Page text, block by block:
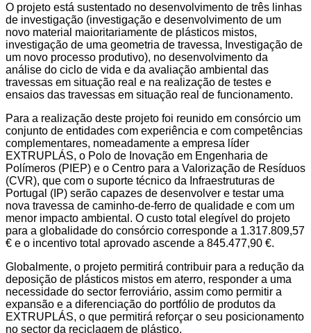
O projeto está sustentado no desenvolvimento de três linhas
de investigação (investigação e desenvolvimento de um
novo material maioritariamente de plásticos mistos,
investigação de uma geometria de travessa, Investigação de
um novo processo produtivo), no desenvolvimento da
análise do ciclo de vida e da avaliação ambiental das
travessas em situação real e na realização de testes e
ensaios das travessas em situação real de funcionamento.
Para a realização deste projeto foi reunido em consórcio um
conjunto de entidades com experiência e com competências
complementares, nomeadamente a empresa líder
EXTRUPLÁS, o Polo de Inovação em Engenharia de
Polímeros (PIEP) e o Centro para a Valorização de Resíduos
(CVR), que com o suporte técnico da Infraestruturas de
Portugal (IP) serão capazes de desenvolver e testar uma
nova travessa de caminho-de-ferro de qualidade e com um
menor impacto ambiental. O custo total elegível do projeto
para a globalidade do consórcio corresponde a 1.317.809,57
€ e o incentivo total aprovado ascende a 845.477,90 €.
Globalmente, o projeto permitirá contribuir para a redução da
deposição de plásticos mistos em aterro, responder a uma
necessidade do sector ferroviário, assim como permitir a
expansão e a diferenciação do portfólio de produtos da
EXTRUPLÁS, o que permitirá reforçar o seu posicionamento
no sector da reciclagem de plástico.